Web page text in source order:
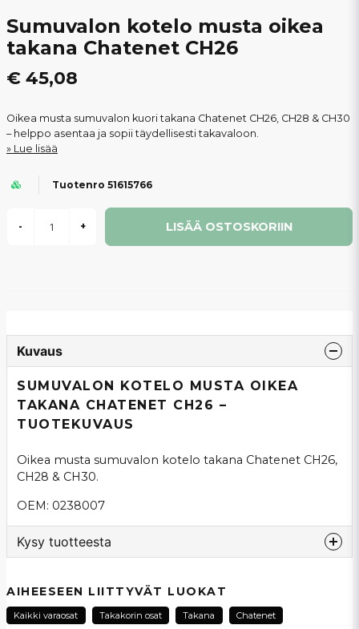
Sumuvalon kotelo musta oikea
takana Chatenet CH26
€ 45,08
Oikea musta sumuvalon kuori takana Chatenet CH26, CH28 & CH30
– helppo asentaa ja sopii täydellisesti takavaloon.
Lue lisää
Tuotenro 51615766
- + LISÄÄ OSTOSKORIIN
Kuvaus
SUMUVALON KOTELO MUSTA OIKEA
TAKANA CHATENET CH26 –
TUOTEKUVAUS
Oikea musta sumuvalon kotelo takana Chatenet CH26,
CH28 & CH30.
OEM: 0238007
Kysy tuotteesta
Kysy meiltä tästä tuotteesta...
AIHEESEEN LIITTYVÄT LUOKAT
Kaikki varaosat Takakorin osat Takana Chatenet